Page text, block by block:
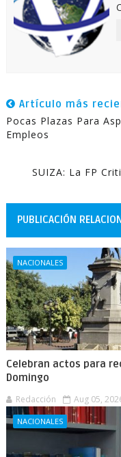
Artículo más
Pocas Plazas Para
Empleos
SUIZA: La FP
PUBLICACIÓN
NACIONALES
Celebran actos para
Domingo
Redacción Aug 05,
NACIONALES